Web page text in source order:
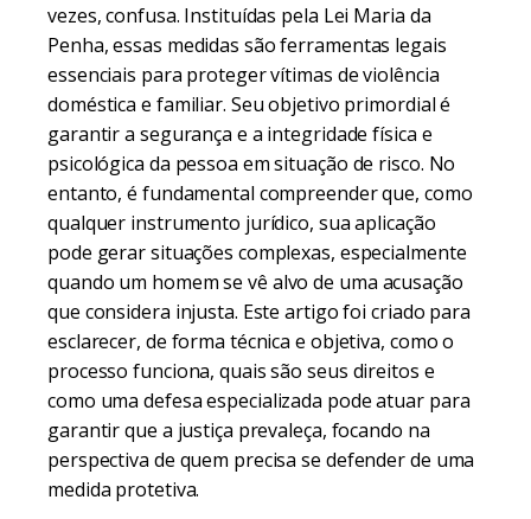
vezes, confusa. Instituídas pela Lei Maria da
Penha, essas medidas são ferramentas legais
essenciais para proteger vítimas de violência
doméstica e familiar. Seu objetivo primordial é
garantir a segurança e a integridade física e
psicológica da pessoa em situação de risco. No
entanto, é fundamental compreender que, como
qualquer instrumento jurídico, sua aplicação
pode gerar situações complexas, especialmente
quando um homem se vê alvo de uma acusação
que considera injusta. Este artigo foi criado para
esclarecer, de forma técnica e objetiva, como o
processo funciona, quais são seus direitos e
como uma defesa especializada pode atuar para
garantir que a justiça prevaleça, focando na
perspectiva de quem precisa se defender de uma
medida protetiva.